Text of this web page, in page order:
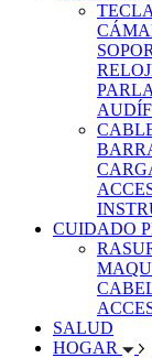
CUIDADO
SALUD
HOGAR